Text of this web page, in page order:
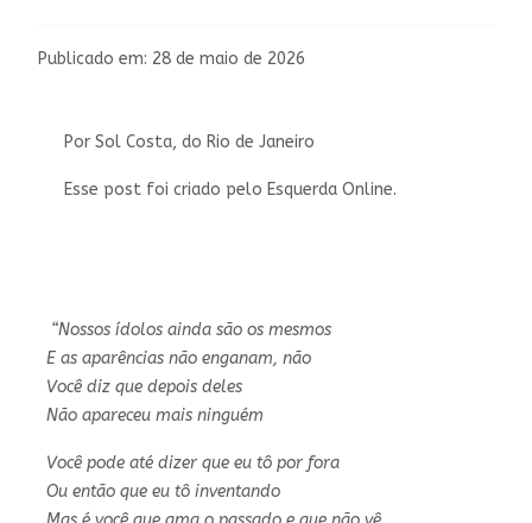
Publicado em: 28 de maio de 2026
Por Sol Costa, do Rio de Janeiro
Esse post foi criado pelo Esquerda Online.
“Nossos ídolos ainda são os mesmos
E as aparências não enganam, não
Você diz que depois deles
Não apareceu mais ninguém
Você pode até dizer que eu tô por fora
Ou então que eu tô inventando